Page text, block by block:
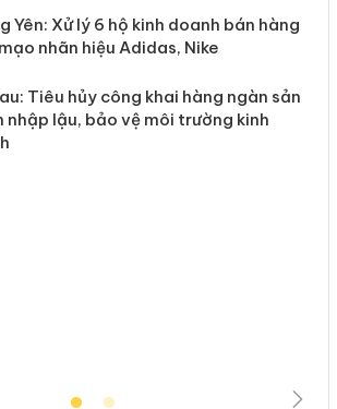
Hưng Yên: Xử lý 6 hộ kinh doanh bán
hàng giả mạo nhãn hiệu Adidas, Nike